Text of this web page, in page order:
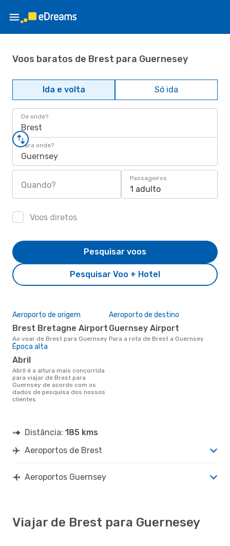
Voos baratos de Brest para Guernesey
Ida e volta Só ida
De onde?
Brest
Para onde?
Guernsey
Quando?
Passageiros
1 adulto
Voos diretos
Pesquisar Voo + Hotel
Pesquisar voos
Aeroporto de origem
Brest Bretagne Airport
Ao voar de Brest para Guernsey
Aeroporto de destino
Guernsey Airport
Para a rota de Brest a Guernsey
Época alta
abril
abril é a altura mais concorrida
para viajar de Brest para
Guernsey de acordo com os
dados de pesquisa dos nossos
clientes
Distância: 185 kms
Aeroportos de Brest
Aeroportos Guernsey
Viajar de Brest para Guernesey